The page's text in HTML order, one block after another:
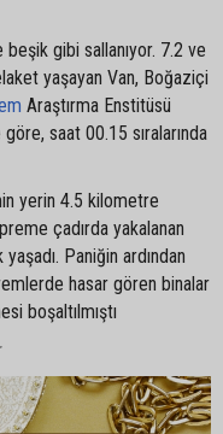
gibi sallanıyor. 7.2 ve
yaşayan Van, Boğaziçi
Araştırma Enstitüsü
saat 00.15 sıralarında
yerin 4.5 kilometre
çadırda yakalanan
Paniğin ardından
hasar gören binalar
boşaltılmıştı